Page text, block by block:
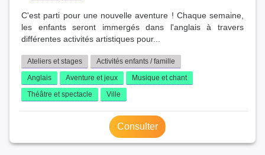
C'est parti pour une nouvelle aventure ! Chaque semaine,
les enfants seront immergés dans l'anglais à travers
différentes activités artistiques pour...
Ateliers et stages
Activités enfants / famille
Anglais
Aventure et jeux
Musique et chant
Théâtre et spectacle
Ville
Consulter